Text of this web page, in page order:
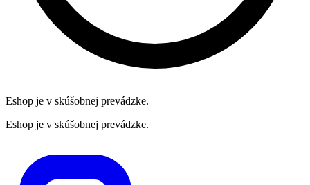
Eshop je v skúšobnej prevádzke.
Eshop je v skúšobnej prevádzke.
obsah